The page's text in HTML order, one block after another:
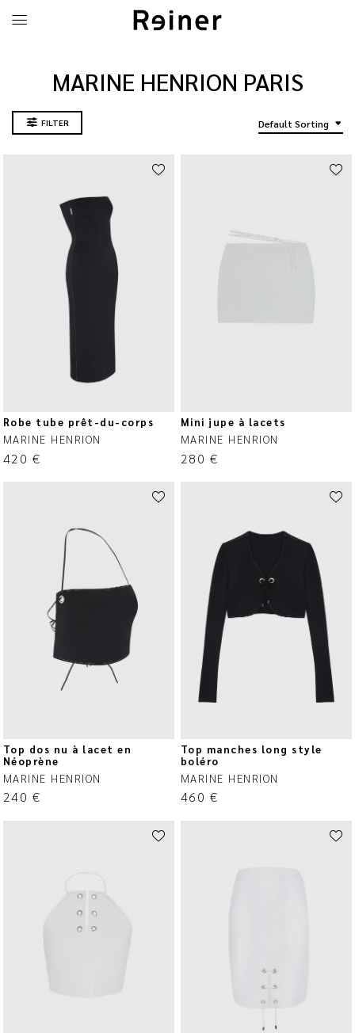
MARINE HENRION PARIS
FILTER Default Sorting
Robe tube prêt-du-corps
MARINE HENRION
420 €
Mini jupe à lacets
MARINE HENRION
280 €
Top dos nu à lacet en
Néoprène
MARINE HENRION
240 €
Top manches long style
boléro
MARINE HENRION
460 €